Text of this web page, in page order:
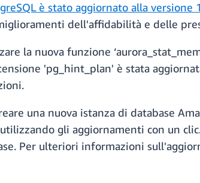
è stato aggiornato alla
dell'affidabilità e delle
la nuova funzione
'pg_hint_plan' è stata
una nuova istanza di database
gli aggiornamenti con un
Per ulteriori informazioni